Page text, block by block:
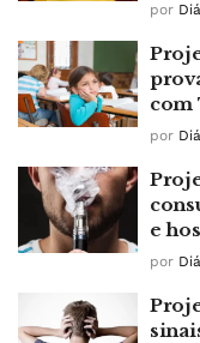
por
com
por
e
por